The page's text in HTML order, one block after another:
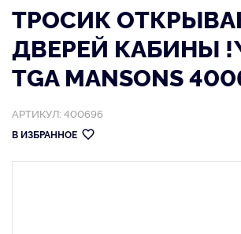
ТРОСИК
ДВЕРЕЙ КАБИНЫ
TGA MANSONS
АРТИКУЛ: 400696
В ИЗБРАННОЕ